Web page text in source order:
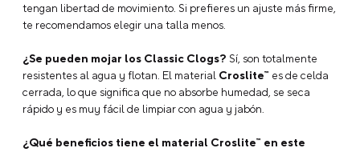
tengan libertad de movimiento. Si prefieres un ajuste más firme,
te recomendamos elegir una talla menos.
¿Se pueden mojar los Classic Clogs? Sí, son totalmente
resistentes al agua y flotan. El material Croslite™ es de celda
cerrada, lo que significa que no absorbe humedad, se seca
rápido y es muy fácil de limpiar con agua y jabón.
¿Qué beneficios tiene el material Croslite™ en este